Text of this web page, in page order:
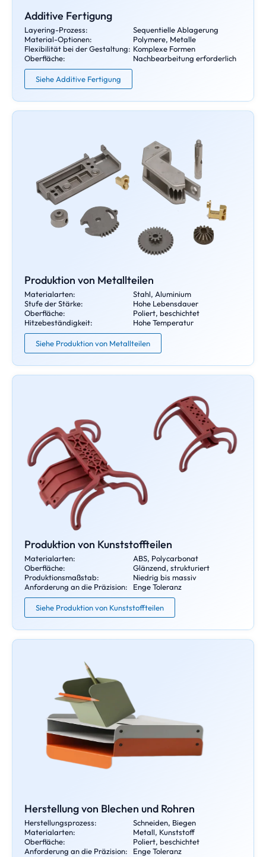
Additive Fertigung
Layering-Prozess:
Sequentielle Ablagerung
Material-Optionen:
Polymere, Metalle
Flexibilität bei der Gestaltung: Komplexe Formen
Oberfläche:
Nachbearbeitung erforderlich
Siehe Additive Fertigung
Produktion von Metallteilen
Materialarten:
Stahl, Aluminium
Stufe der Stärke:
Hohe Lebensdauer
Oberfläche:
Poliert, beschichtet
Hitzebeständigkeit:
Hohe Temperatur
Siehe Produktion von Metallteilen
Produktion von Kunststoffteilen
Materialarten:
ABS, Polycarbonat
Oberfläche:
Glänzend, strukturiert
Produktionsmaßstab:
Niedrig bis massiv
Anforderung an die Präzision:
Enge Toleranz
Siehe Produktion von Kunststoffteilen
Herstellung von Blechen und Rohren
Herstellungsprozess:
Schneiden, Biegen
Materialarten:
Metall, Kunststoff
Oberfläche:
Poliert, beschichtet
Anforderung an die Präzision:
Enge Toleranz